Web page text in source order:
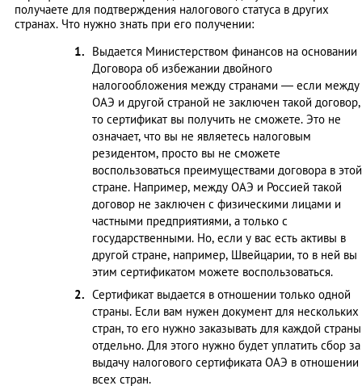
получаете для подтверждения налогового статуса в других
странах. Что нужно знать при его получении:
Выдается Министерством финансов на основании
Договора об избежании двойного
налогообложения между странами — если между
ОАЭ и другой страной не заключен такой договор,
то сертификат вы получить не сможете. Это не
означает, что вы не являетесь налоговым
резидентом, просто вы не сможете
воспользоваться преимуществами договора в этой
стране. Например, между ОАЭ и Россией такой
договор не заключен с физическими лицами и
частными предприятиями, а только с
государственными. Но, если у вас есть активы в
другой стране, например, Швейцарии, то в ней вы
этим сертификатом можете воспользоваться.
Сертификат выдается в отношении только одной
страны. Если вам нужен документ для нескольких
стран, то его нужно заказывать для каждой страны
отдельно. Для этого нужно будет уплатить сбор за
выдачу налогового сертификата ОАЭ в отношении
всех стран.